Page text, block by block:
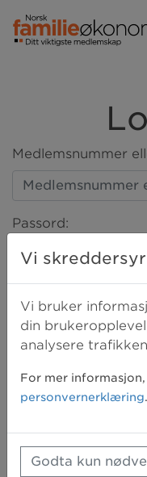
Medlemsnummer
Passord:
Vi
Vi bruker
din
analysere
For mer
personvernerklæring.
Godta kun